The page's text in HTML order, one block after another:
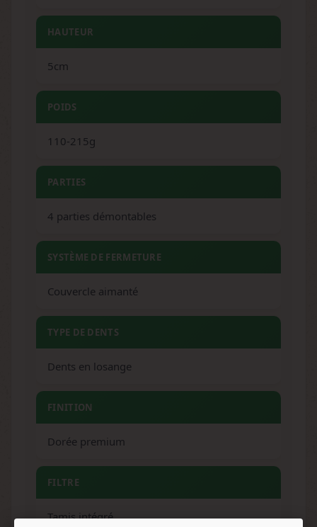
HAUTEUR
5cm
POIDS
110-215g
PARTIES
4 parties démontables
SYSTÈME DE FERMETURE
Couvercle aimanté
TYPE DE DENTS
Dents en losange
FINITION
Dorée premium
FILTRE
Tamis intégré